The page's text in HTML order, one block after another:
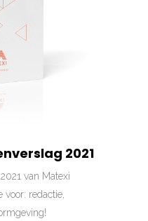
2021
van Matexi
redactie,